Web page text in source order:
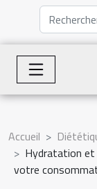
Accueil
Hydratation
votre